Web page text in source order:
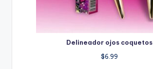
Delineador ojos coquetos
$6.99